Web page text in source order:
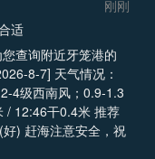
刚刚
适
您查询附近牙笼港的
8-7] 天气情况：
4级西南风；0.9-1.3
/ 12:46干0.4米 推荐
) 赶海注意安全，祝